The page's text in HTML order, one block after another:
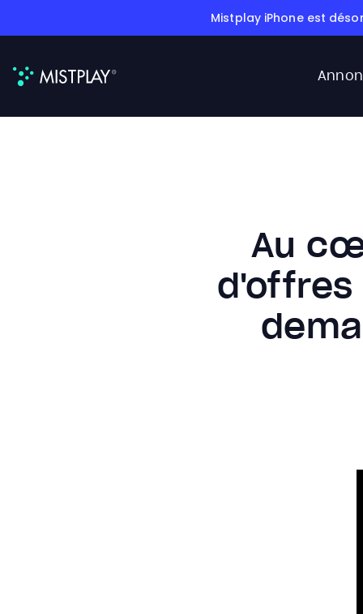
Mistplay iPhone est
Au
d'offres